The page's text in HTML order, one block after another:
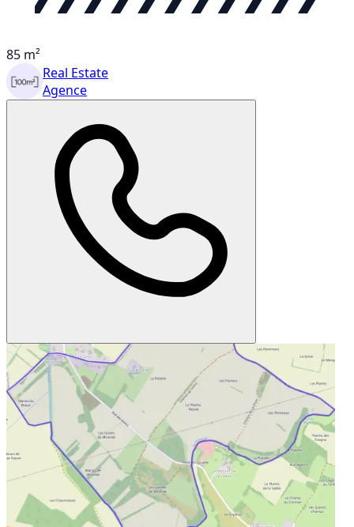
85 m²
Real Estate
Agence